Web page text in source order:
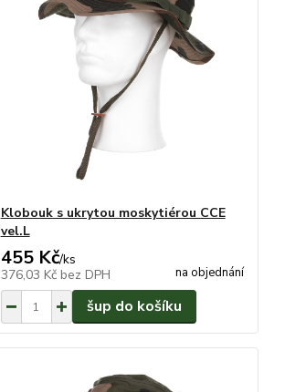
Klobouk s ukrytou moskytiérou CCE
vel.L
455 Kč/ks
376,03 Kč bez DPH na objednání
šup do košíku